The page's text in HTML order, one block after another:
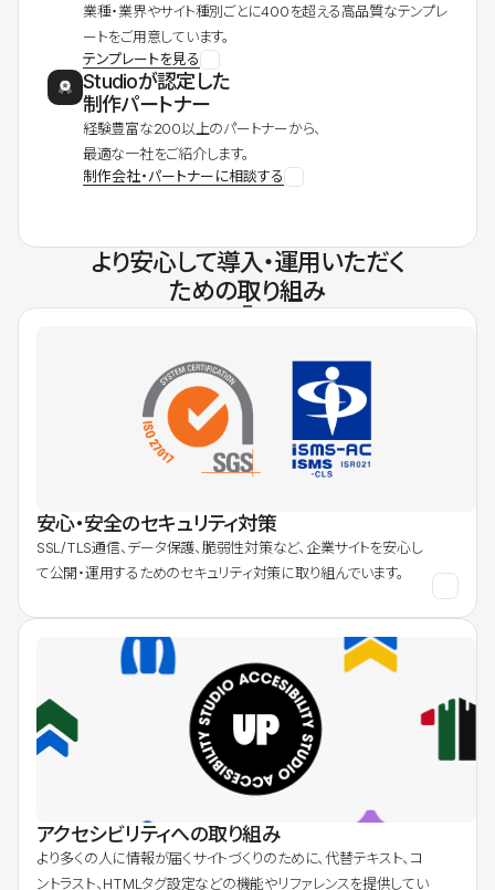
業種・業界やサイト種別ごとに400を超える高品質なテンプレ
ートをご用意しています。
テンプレートを見る
Studioが認定した
制作パートナー
経験豊富な200以上のパートナーから、
最適な一社をご紹介します。
制作会社・パートナーに相談する
より安心して導入・運用いただく
ための取り組み
安心・安全のセキュリティ対策
SSL/TLS通信、データ保護、脆弱性対策など、企業サイトを安心し
て公開・運用するためのセキュリティ対策に取り組んでいます。
アクセシビリティへの取り組み
より多くの人に情報が届くサイトづくりのために、代替テキスト、コ
ントラスト、HTMLタグ設定などの機能やリファレンスを提供してい